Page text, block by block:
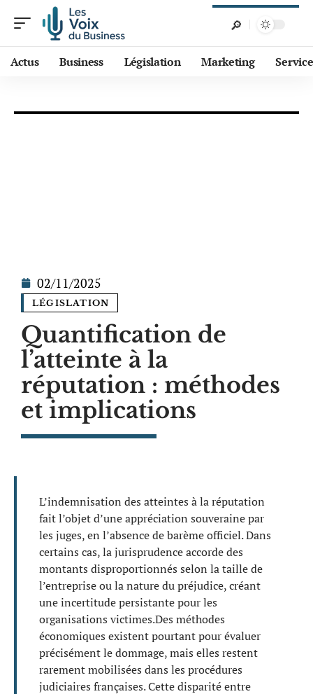
Actus Business Législation Marketing
02/11/2025
LÉGISLATION
Quantification de
l’atteinte à la
réputation : méthodes
et implications
L’indemnisation des atteintes à la réputation
fait l’objet d’une appréciation souveraine par
les juges, en l’absence de barème officiel. Dans
certains cas, la jurisprudence accorde des
montants disproportionnés selon la taille de
l’entreprise ou la nature du préjudice, créant
une incertitude persistante pour les
organisations victimes.Des méthodes
économiques existent pourtant pour évaluer
précisément le dommage, mais elles restent
rarement mobilisées dans les procédures
judiciaires françaises. Cette disparité entre